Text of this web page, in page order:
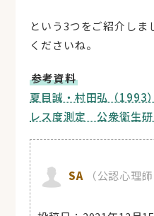
という3つをご紹介しま
くださいね。
参考資料
夏目誠・村田弘（1993
レス度測定 公衆衛生
SA （公認心理